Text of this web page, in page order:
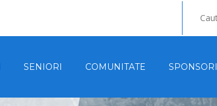
SENIORI COMUNITATE SPONSORI